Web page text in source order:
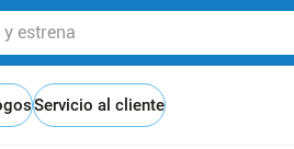
Servicio al cliente